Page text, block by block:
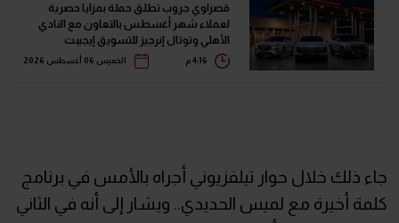
قصراوي جروب تطلق حملة بمزايا حصرية
لعملاء شهر أغسطس بالتعاون مع النادي
الأهلي وتوتال إنرجيز للتسويق إيجيبت
الخميس 06 أغسطس 2026
جاء ذلك خلال حوار تيلفزيوني أجراه بالأمس في برنامج
كلمة أخيرة مع لميس الحديدي.. ويشار إلى أنه في الثاني